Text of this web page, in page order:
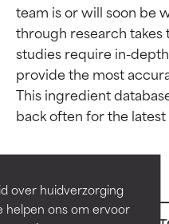
over huidverzorging
helpen ons om ervoor
team is or will soon be
through research
studies require in-
provide the most
This ingredient
Bewezen en
onafhankelijk
Bewezen en
onafhankelijk